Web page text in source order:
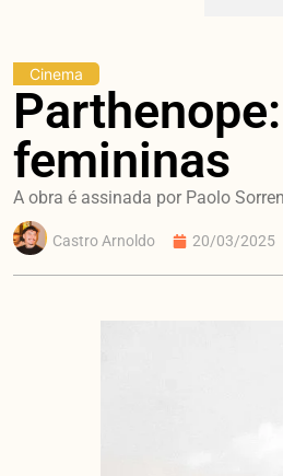
Cinema
femininas
A obra é assinada por Paolo
Castro Arnoldo 20/03/2025